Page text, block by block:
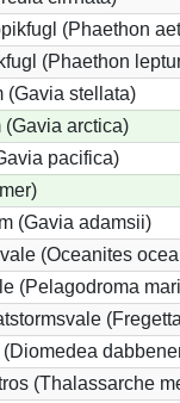
(Phaethon
(Phaethon
(Gavia stellata)
(Gavia arctica)
pacifica)
(Gavia adamsii)
(Oceanites
(Pelagodroma
(Thalassarche